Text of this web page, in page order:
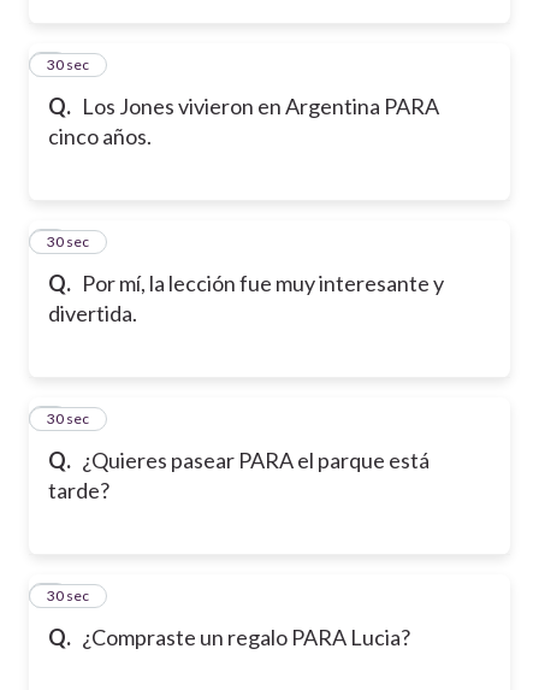
Q. Los Jones vivieron en Argentina PARA
cinco años.
6
30 sec
Q. Por mí, la lección fue muy interesante y
divertida.
7
30 sec
Q. ¿Quieres pasear PARA el parque está
tarde?
8
30 sec
Q. ¿Compraste un regalo PARA Lucia?
9
30 sec